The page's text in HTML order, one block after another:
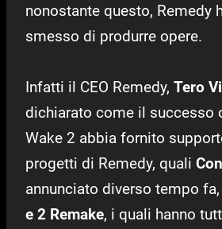
nonostante questo, Remedy
smesso di produrre opere.
Infatti il CEO Remedy, Tero
dichiarato come il successo
Wake 2 abbia fornito
progetti di Remedy, quali
annunciato diverso tempo
e 2 Remake, i quali hanno